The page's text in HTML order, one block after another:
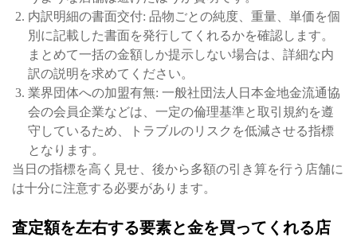
内訳明細の書面交付: 品物ごとの純度、重量、単価を個
別に記載した書面を発行してくれるかを確認します。
まとめて一括の金額しか提示しない場合は、詳細な内
訳の説明を求めてください。
業界団体への加盟有無: 一般社団法人日本金地金流通協
会の会員企業などは、一定の倫理基準と取引規約を遵
守しているため、トラブルのリスクを低減させる指標
となります。
当日の指標を高く見せ、後から多額の引き算を行う店舗に
は十分に注意する必要があります。
査定額を左右する要素と金を買ってくれる店